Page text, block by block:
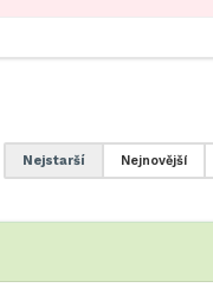
Nejnovější
Nejstarší